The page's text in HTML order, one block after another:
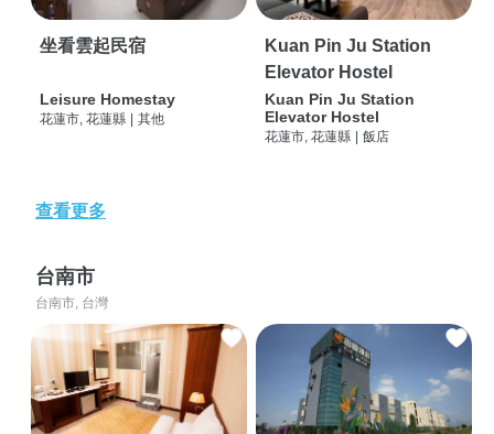
坐看雲起民宿
Leisure Homestay
花蓮市, 花蓮縣 其他
Kuan Pin Ju Station
Elevator Hostel
Kuan Pin Ju Station
Elevator Hostel
花蓮市, 花蓮縣 飯店
查看更多
台南市
台南市, 台灣